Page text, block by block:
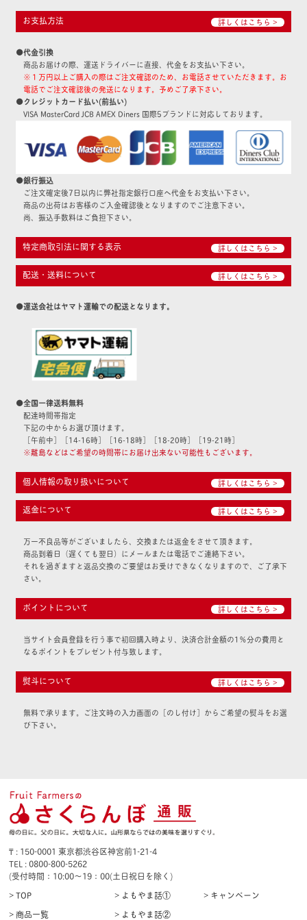
お支払方法 詳しくはこちら >
●代金引換
商品お届けの際、運送ドライバーに直接、代金をお支払い下さい。
※１万円以上ご購入の際はご注文確認のため、お電話させていただきます。お
電話でご注文確認後の発送になります。予めご了承下さい。
●クレジットカード払い(前払い)
VISA MasterCard JCB AMEX Diners 国際5ブランドに対応しております。
●銀行振込
ご注文確定後7日以内に弊社指定銀行口座へ代金をお支払い下さい。
商品の出荷はお客様のご入金確認後となりますのでご注意下さい。
尚、振込手数料はご負担下さい。
特定商取引法に関する表示 詳しくはこちら >
配送・送料について 詳しくはこちら >
●運送会社はヤマト運輸での配送となります。
●全国一律送料無料
配達時間帯指定
下記の中からお選び頂けます。
［午前中］［14-16時］［16-18時］［18-20時］［19-21時］
※離島などはご希望の時間帯にお届け出来ない可能性もございます。
個人情報の取り扱いについて 詳しくはこちら >
返金について 詳しくはこちら >
万一不良品等がございましたら、交換または返金をさせて頂きます。
商品到着日（遅くても翌日）にメールまたは電話でご連絡下さい。
それを過ぎますと返品交換のご要望はお受けできなくなりますので、ご了承下
さい。
ポイントについて 詳しくはこちら >
当サイト会員登録を行う事で初回購入時より、決済合計金額の1％分の費用と
なるポイントをプレゼント付与致します。
熨斗について 詳しくはこちら >
無料で承ります。ご注文時の入力画面の［のし付け］からご希望の熨斗をお選
び下さい。
₸ : 150-0001 東京都渋谷区神宮前1-21-4
TEL : 0800-800-5262
(受付時間：10:00〜19：00(土日祝日を除く)
> TOP
> 商品一覧
> よもやま話①
> よもやま話②
> キャンペーン